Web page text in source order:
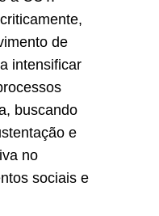
de
intensificar
buscando
e
no
sociais e